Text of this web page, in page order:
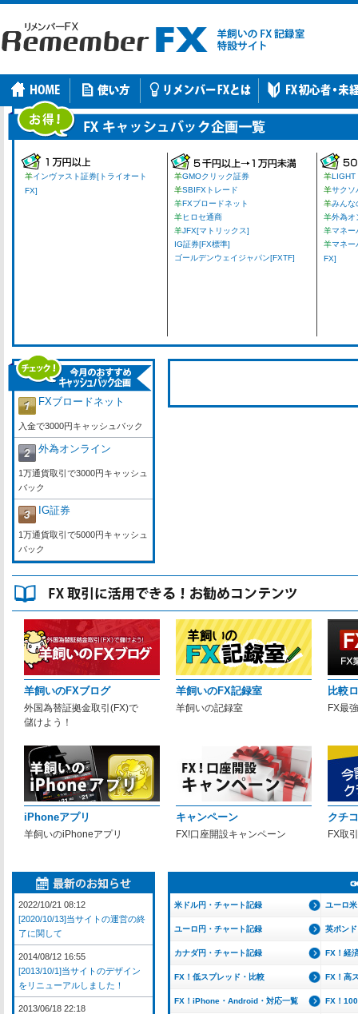
羊インヴァスト証券[トライオート
FX]
羊GMOクリック証券
羊SBIFXトレード
羊FXブロードネット
羊ヒロセ通商
羊JFX[マトリックス]
IG証券[FX標準]
ゴールデンウェイジャパン[FXTF]
羊LIGHT
羊サクソ
羊みんな
羊外為オ
羊マネー
羊マネー
FX]
FXブロードネット
入金で3000円キャッシュバック
外為オンライン
1万通貨取引で3000円キャッシュ
バック
IG証券
1万通貨取引で5000円キャッシュ
バック
羊飼いのFXブログ
外国為替証拠金取引(FX)で
儲けよう！
羊飼いのFX記録室
羊飼いの記録室
比較
FX最
iPhoneアプリ
羊飼いのiPhoneアプリ
キャンペーン
FX!口座開設キャンペーン
クチ
FX取
米ドル円・チャート記録 ユーロ
ユーロ円・チャート記録 英ポン
カナダ円・チャート記録 FX！経
FX！低スプレッド・比較 FX！高
FX！iPhone・Android・対応一覧 FX！
2022/10/21 08:12
[2020/10/13]当サイトの運営の終
了に関して
2014/08/12 16:55
[2013/10/1]当サイトのデザイン
をリニューアルしました！
2013/06/18 22:18